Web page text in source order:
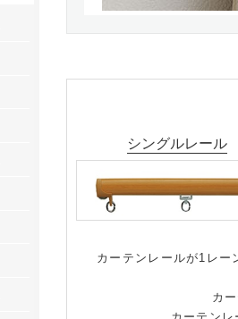
シングルレール
カーテンレールが1レー
カ